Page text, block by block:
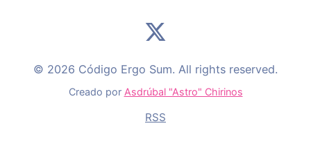
© 2026 Código Ergo Sum. All rights reserved.
Creado por Asdrúbal "Astro" Chirinos
RSS